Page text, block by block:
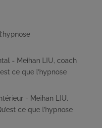
- Meihan LIU, coach
ce que l’hypnose
- Meihan LIU,
ce que l’hypnose